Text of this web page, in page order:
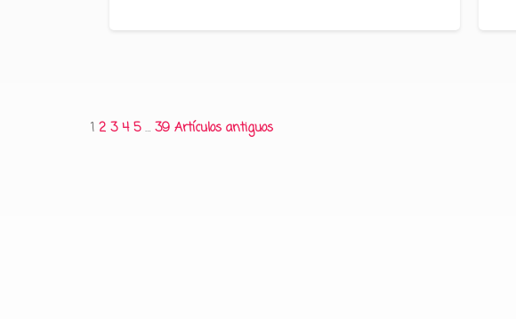
Paginación
1 2 3 4 5 … 39 Artículos antiguos